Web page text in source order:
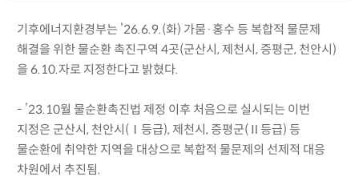
기후에너지환경부는 ’26.6.9.(화) 가뭄·홍수 등 복합적 물문제
해결을 위한 물순환 촉진구역 4곳(군산시, 제천시, 증평군, 천안시)
을 6.10.자로 지정한다고 밝혔다.
- ’23.10월 물순환촉진법 제정 이후 처음으로 실시되는 이번
지정은 군산시, 천안시(Ⅰ등급), 제천시, 증평군(Ⅱ등급) 등
물순환에 취약한 지역을 대상으로 복합적 물문제의 선제적 대응
차원에서 추진됨.